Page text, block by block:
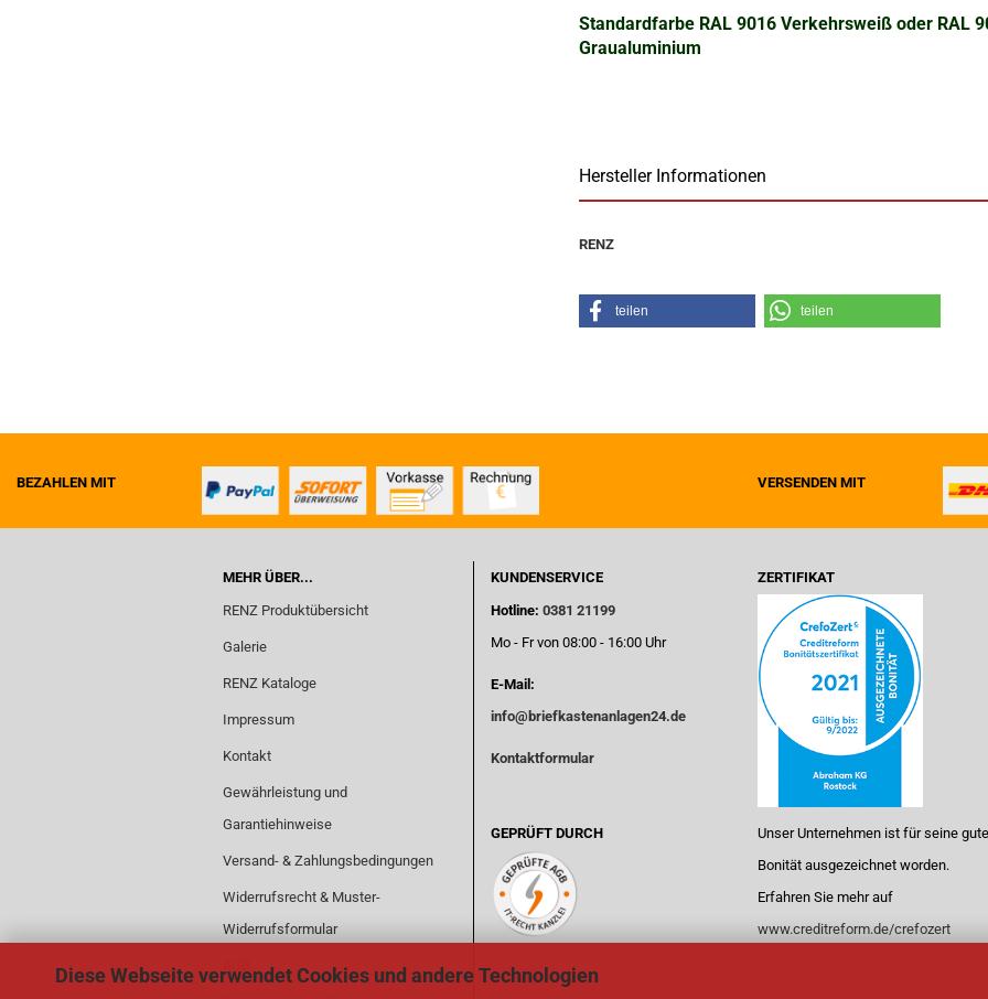
Diese Webseite verwendet Cookies und andere Technologien
Standardfarbe RAL 9016 Verkehrsweiß oder RAL
Graualuminium
Hersteller Informationen
RENZ
teilen teilen
BEZAHLEN MIT VERSENDEN MIT
MEHR ÜBER...
RENZ Produktübersicht
Galerie
RENZ Kataloge
Impressum
Kontakt
Gewährleistung und
Garantiehinweise
Versand- & Zahlungsbedingungen
Widerrufsrecht & Muster-
Widerrufsformular
KUNDENSERVICE
Hotline: 0381 21199
Mo - Fr von 08:00 - 16:00 Uhr
E-Mail:
info@briefkastenanlagen24.de
Kontaktformular
GEPRÜFT DURCH
ZERTIFIKAT
Unser Unternehmen ist für seine gute
Bonität ausgezeichnet worden.
Erfahren Sie mehr auf
www.creditreform.de/crefozert